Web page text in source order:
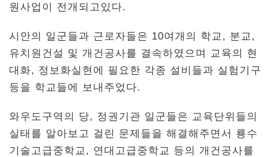
원사업이 전개되고있다.
시안의 일군들과 근로자들은 10여개의 학교, 분교,
유치원건설 및 개건공사를 결속하였으며 교육의 현
대화, 정보화실현에 필요한 각종 설비들과 실험기구
등을 학교들에 보내주었다.
와우도구역의 당, 정권기관 일군들은 교육단위들의
실태를 알아보고 걸린 문제들을 해결해주면서 룡수
기술고급중학교, 연대고급중학교 등의 개건공사를